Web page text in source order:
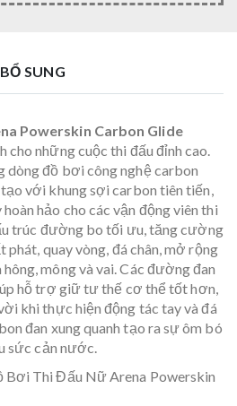
SUNG
Powerskin Carbon Glide
cho những cuộc thi đấu đỉnh cao.
dòng đồ bơi công nghệ carbon
với khung sợi carbon tiên tiến,
hảo cho các vận động viên thi
trúc đường bo tối ưu, tăng cường
phát, quay vòng, đá chân, mở rộng
mông và vai. Các đường đan
hỗ trợ giữ tư thế cơ thể tốt hơn,
khi thực hiện động tác tay và đá
đan xung quanh tạo ra sự ôm bó
sức cản nước.
Bơi Thi Đấu Nữ Arena Powerskin